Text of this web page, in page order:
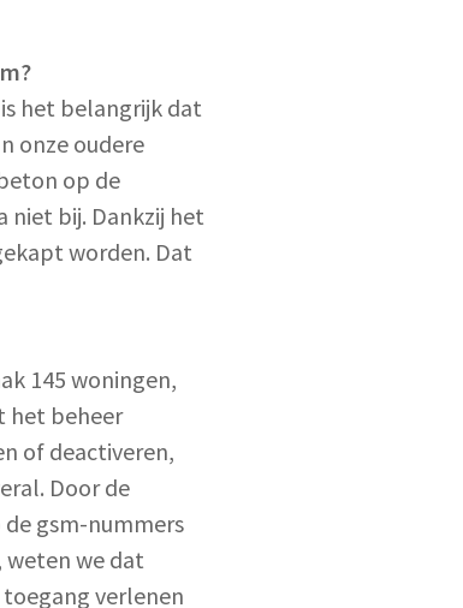
het belangrijk dat
onze oudere
op de
niet bij. Dankzij het
worden. Dat
145 woningen,
het beheer
of deactiveren,
Door de
gsm-nummers
weten we dat
toegang verlenen